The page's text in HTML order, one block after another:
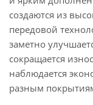
создаются из
передовой
заметно
сокращается
наблюдается
разным